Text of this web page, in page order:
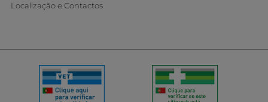
Localização e Contactos